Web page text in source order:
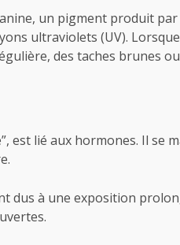
un pigment produit par
ultraviolets (UV).
des taches brunes
est lié aux hormones. Il se
dus à une exposition